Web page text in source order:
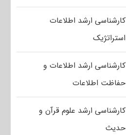
کارشناسی ارشد اطلاعات
استراتژیک
کارشناسی ارشد اطلاعات و
حفاظت اطلاعات
کارشناسی ارشد علوم قرآن و
حدیث